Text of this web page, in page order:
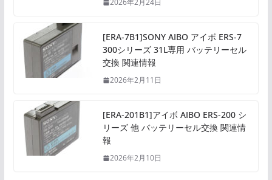
2026年2月24日
[ERA-7B1]SONY AIBO アイボ ERS-7
300シリーズ 31L専用 バッテリーセル
交換 関連情報
2026年2月11日
[ERA-201B1]アイボ AIBO ERS-200 シ
リーズ 他 バッテリーセル交換 関連情
報
2026年2月10日